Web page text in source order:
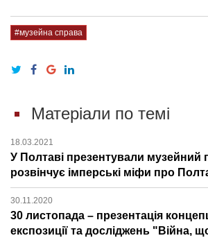
#музейна справа
Матеріали по темі
18.03.2021
У Полтаві презентували музейний
розвінчує імперські міфи про
30.11.2020
30 листопада – презентація
експозиції та досліджень "Війна,